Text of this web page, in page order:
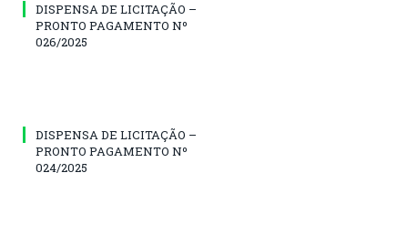
DISPENSA DE LICITAÇÃO –
PRONTO PAGAMENTO Nº
026/2025
DISPENSA DE LICITAÇÃO –
PRONTO PAGAMENTO Nº
024/2025